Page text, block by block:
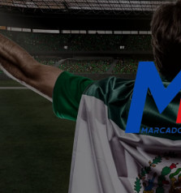
Saltar
al
contenido